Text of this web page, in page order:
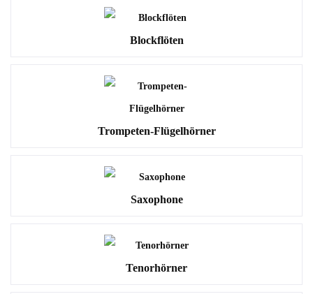
Blockflöten
Trompeten-Flügelhörner
Saxophone
Tenorhörner